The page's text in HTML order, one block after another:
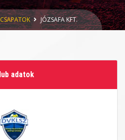
CSAPATOK JÓZSAFA KFT.
adatok